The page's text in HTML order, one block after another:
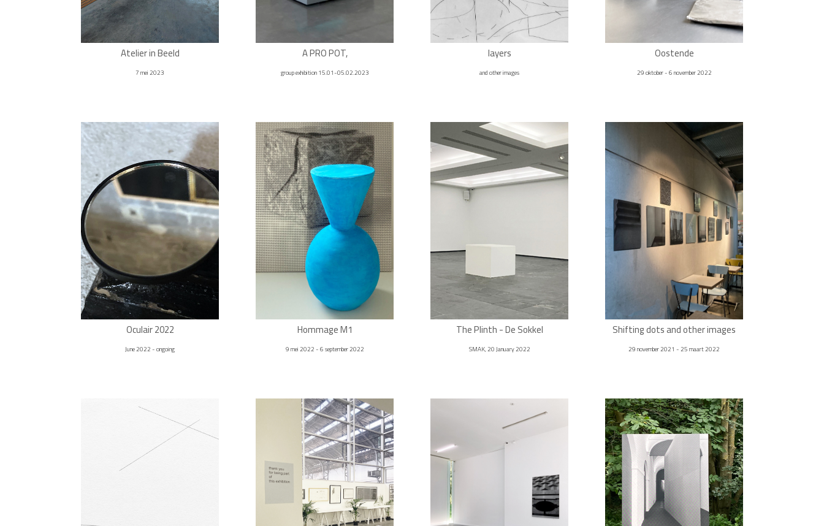
Atelier in Beeld
7 mei 2023
A PRO POT,
group exhibition 15.01-05.02.2023
layers
and other images
Oostende
29 oktober - 6 november 2022
Oculair 2022
June 2022 - ongoing
Hommage M1
9 mei 2022 - 6 september 2022
The Plinth - De Sokkel
SMAK, 20 January 2022
Shifting dots and other images
29 november 2021 - 25 maart 2022